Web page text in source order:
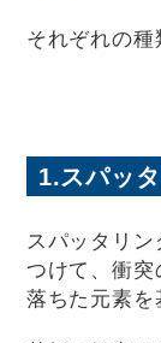
それぞれの種
1.スパッ
スパッタリ
つけて、衝
落ちた元素を